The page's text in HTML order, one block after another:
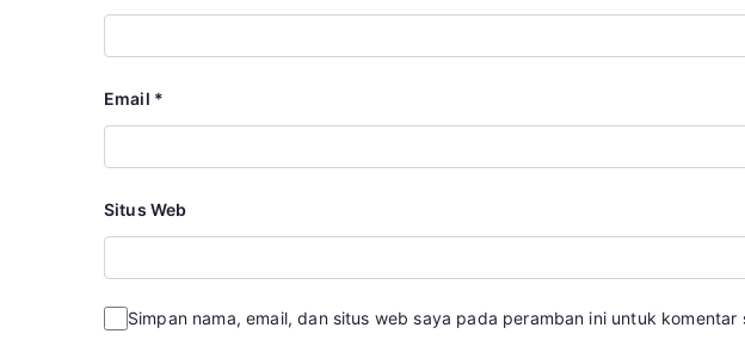
Email *
Situs Web
Simpan nama, email, dan situs web saya pada peramban ini untuk komentar